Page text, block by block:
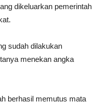
dikeluarkan pemerintah
sudah dilakukan
menekan angka
berhasil memutus mata